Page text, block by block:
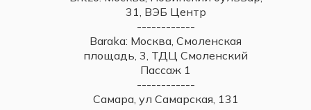
31, ВЭБ Центр
------------
Baraka: Москва, Смоленская
площадь, 3, ТДЦ Смоленский
Пассаж 1
------------
Самара, ул Самарская, 131